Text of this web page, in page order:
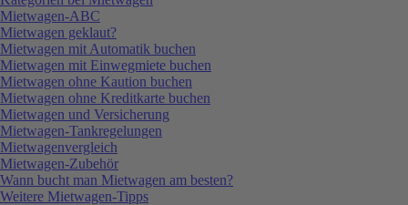
Mietwagen-ABC
Mietwagen geklaut?
Mietwagen mit Automatik buchen
Mietwagen mit Einwegmiete buchen
Mietwagen ohne Kaution buchen
Mietwagen ohne Kreditkarte buchen
Mietwagen und Versicherung
Mietwagen-Tankregelungen
Mietwagenvergleich
Mietwagen-Zubehör
Wann bucht man Mietwagen am besten?
Weitere Mietwagen-Tipps